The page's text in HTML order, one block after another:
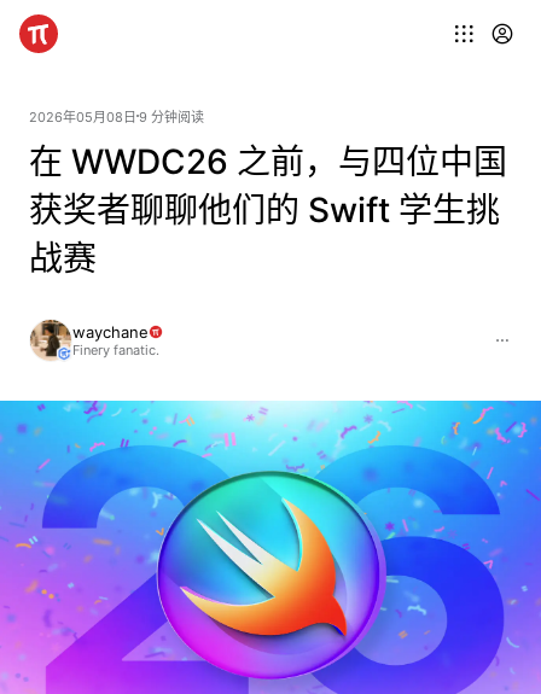
2026年05月08日 9 分钟阅读
在 WWDC26 之前，与四位中国
获奖者聊聊他们的 Swift 学生挑
战赛
waychane
Finery fanatic.